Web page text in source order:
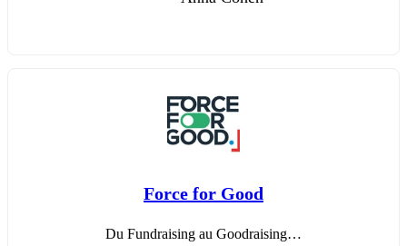
Force for Good
Du Fundraising au Goodraising…